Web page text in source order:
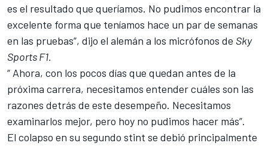
es el resultado que queríamos. No pudimos encontrar la
excelente forma que teníamos hace un par de semanas
en las pruebas”, dijo el alemán a los micrófonos de Sky
Sports F1.
“ Ahora, con los pocos días que quedan antes de la
próxima carrera, necesitamos entender cuáles son las
razones detrás de este desempeño. Necesitamos
examinarlos mejor, pero hoy no pudimos hacer más”.
El colapso en su segundo stint se debió principalmente